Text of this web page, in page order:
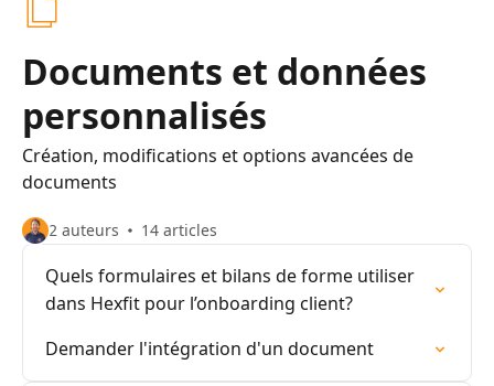
Documents et données
personnalisés
Création, modifications et options avancées de
documents
2 auteurs 14 articles
Quels formulaires et bilans de forme utiliser
dans Hexfit pour l’onboarding client?
Demander l'intégration d'un document